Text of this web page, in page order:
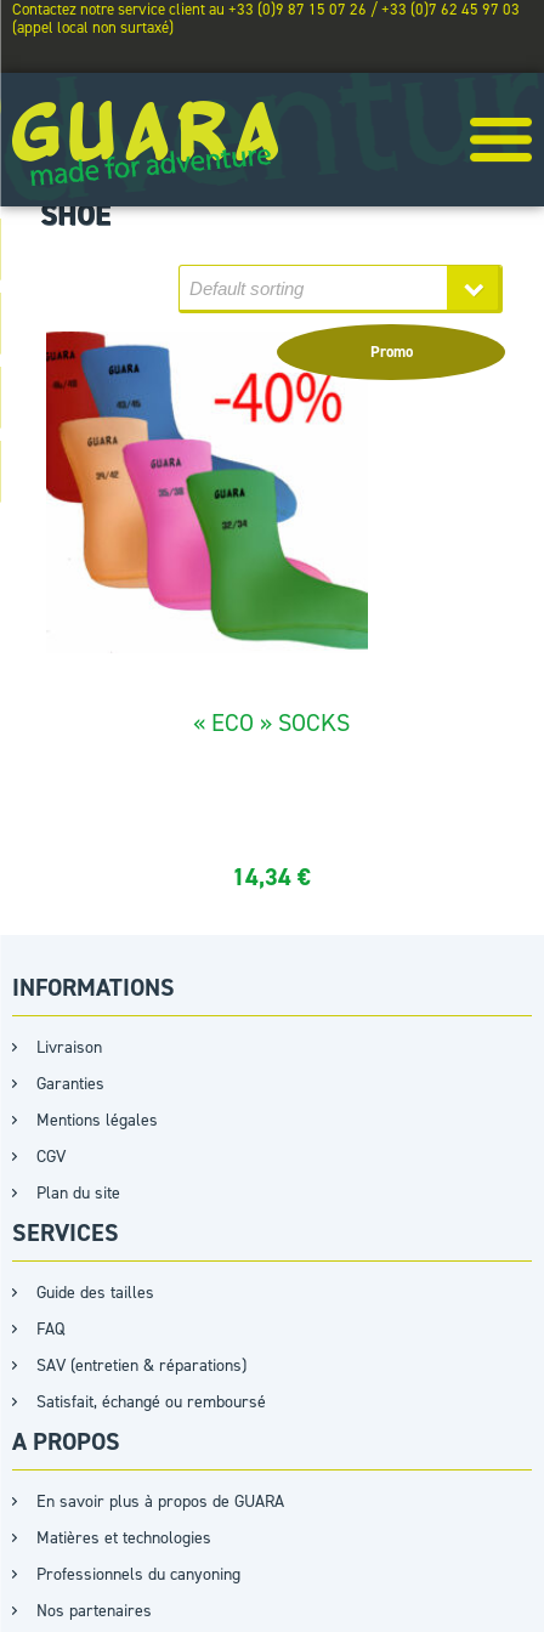
Contactez notre service client au +33 (0)9 87 15 07 26 / +33 (0)7 62 45 97 03
(appel local non surtaxé)
SHOE
Promo
« ECO » SOCKS
14,34€
INFORMATIONS
Livraison
Garanties
Mentions légales
CGV
Plan du site
SERVICES
Guide des tailles
FAQ
SAV (entretien & réparations)
Satisfait, échangé ou remboursé
A PROPOS
En savoir plus à propos de GUARA
Matières et technologies
Professionnels du canyoning
Nos partenaires